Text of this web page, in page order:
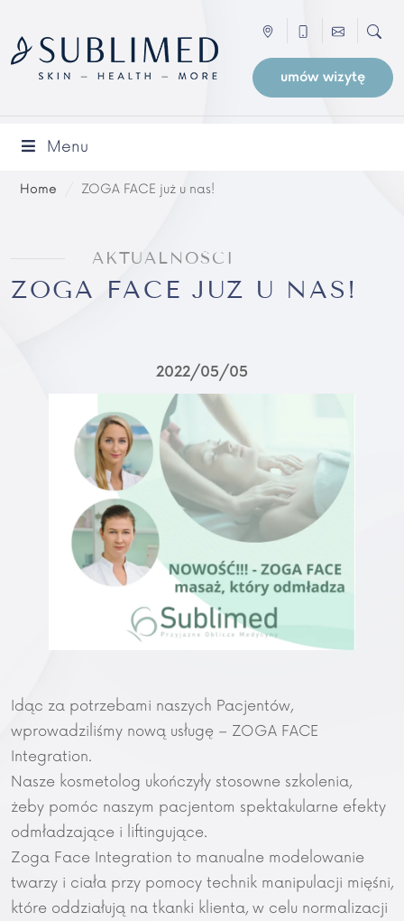
umów wizytę
Menu
Home ZOGA FACE już u nas!
AKTUALNOŚCI
ZOGA FACE JUŻ U NAS!
2022 05 05
Idąc za potrzebami naszych Pacjentów,
wprowadziliśmy nową usługę – ZOGA FACE
Integration.
Nasze kosmetolog ukończyły stosowne szkolenia,
żeby pomóc naszym pacjentom spektakularne efekty
odmładzające i liftingujące.
Zoga Face Integration to manualne modelowanie
twarzy i ciała przy pomocy technik manipulacji mięśni,
które oddziałują na tkanki klienta, w celu normalizacji